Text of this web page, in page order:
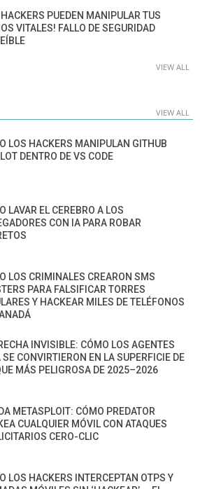
HACKERS PUEDEN MANIPULAR TUS
VITALES! FALLO DE SEGURIDAD
VIEW ALL
VIEW ALL
LOS HACKERS MANIPULAN GITHUB
DENTRO DE VS CODE
LAVAR EL CEREBRO A LOS
CON IA PARA ROBAR
LOS CRIMINALES CREARON SMS
PARA FALSIFICAR TORRES
Y HACKEAR MILES DE TELÉFONOS
INVISIBLE: CÓMO LOS AGENTES
SE CONVIRTIERON EN LA SUPERFICIE DE
MÁS PELIGROSA DE 2025–2026
METASPLOIT: CÓMO PREDATOR
CUALQUIER MÓVIL CON ATAQUES
CERO-CLIC
LOS HACKERS INTERCEPTAN OTPS Y